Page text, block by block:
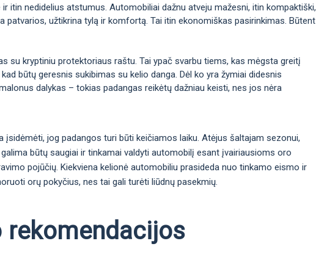
itin nedidelius atstumus. Automobiliai dažnu atveju mažesni, itin kompaktiški,
patvarios, užtikrina tylą ir komfortą. Tai itin ekonomiškas pasirinkimas. Būtent
su kryptiniu protektoriaus raštu. Tai ypač svarbu tiems, kas mėgsta greitį
būtų geresnis sukibimas su kelio danga. Dėl ko yra žymiai didesnis
dalykas – tokias padangas reikėtų dažniau keisti, nes jos nėra
jog padangos turi būti keičiamos laiku. Atėjus šaltajam sezonui,
būtų saugiai ir tinkamai valdyti automobilį esant įvairiausioms oro
pojūčių. Kiekviena kelionė automobiliu prasideda nuo tinkamo eismo ir
orų pokyčius, nes tai gali turėti liūdnų pasekmių.
rekomendacijos